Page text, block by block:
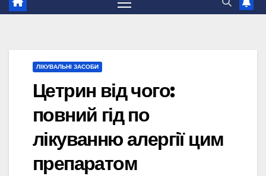
ЛІКУВАЛЬНІ ЗАСОБИ
Цетрин від чого:
повний гід по
лікуванню алергії цим
препаратом